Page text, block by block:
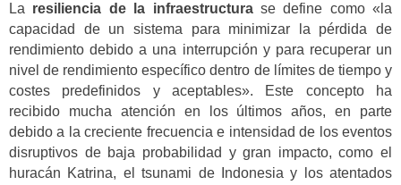
La resiliencia de la infraestructurase define como «la
capacidad de un sistema para minimizar la pérdida de
rendimiento debido a una interrupción y para recuperar un
nivel de rendimiento específico dentro de límites de tiempo y
costes predefinidos y aceptables». Este concepto ha
recibido mucha atención en los últimos años, en parte
debido a la creciente frecuencia e intensidad de los eventos
disruptivos de baja probabilidad y gran impacto, como el
huracán Katrina, el tsunami de Indonesia y los atentados